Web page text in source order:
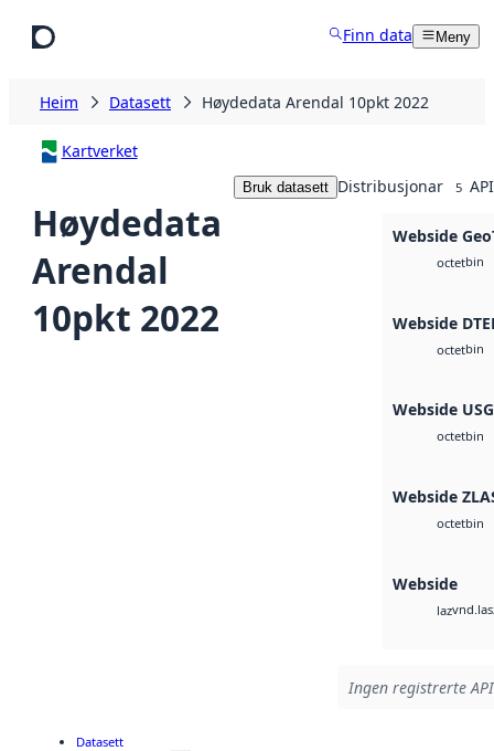
Finn data Meny
Heim Datasett Høydedata Arendal 10pkt 2022
Kartverket
Høydedata
Arendal
10pkt 2022
Bruk datasett Distribusjonar 5
Webside
octetbin
Webside
octetbin
Webside
octetbin
Webside
octetbin
Webside
laz
Ingen registrerte
Datasett